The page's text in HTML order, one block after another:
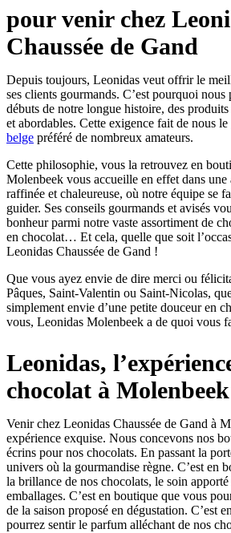
pour venir chez
Chaussée de Gand
Depuis toujours, Leonidas veut offrir le
ses clients gourmands. C’est pourquoi nous
débuts de notre longue histoire, des
et abordables. Cette exigence fait de nous le
belge préféré de nombreux amateurs.
Cette philosophie, vous la retrouvez en
Molenbeek vous accueille en effet dans une
raffinée et chaleureuse, où notre équipe se
guider. Ses conseils gourmands et avisés
bonheur parmi notre vaste assortiment de
en chocolat… Et cela, quelle que soit
Leonidas Chaussée de Gand !
Que vous ayez envie de dire merci ou
Pâques, Saint-Valentin ou Saint-Nicolas,
simplement envie d’une petite douceur en
vous, Leonidas Molenbeek a de quoi vous
Leonidas,
chocolat à Molenbeek
Venir chez Leonidas Chaussée de Gand à
expérience exquise. Nous concevons nos
écrins pour nos chocolats. En passant la
univers où la gourmandise règne. C’est en
la brillance de nos chocolats, le soin
emballages. C’est en boutique que vous
de la saison proposé en dégustation. C’est
pourrez sentir le parfum alléchant de nos